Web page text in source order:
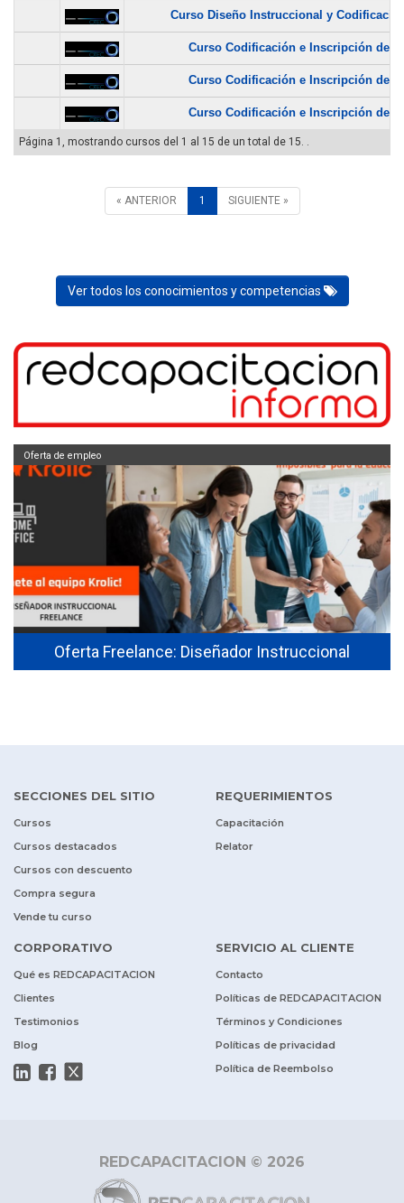
Curso Diseño Instruccional y
Curso Codificación e Inscripción de...
Curso Codificación e Inscripción de...
Curso Codificación e Inscripción de...
Página 1, mostrando cursos del 1 al 15 de un total de 15. .
« ANTERIOR 1 SIGUIENTE »
Ver todos los conocimientos y competencias
Oferta Freelance: Diseñador Instruccional
Oferta de empleo
SECCIONES DEL SITIO
Cursos
Cursos destacados
Cursos con descuento
Compra segura
Vende tu curso
REQUERIMIENTOS
Capacitación
Relator
CORPORATIVO
Qué es REDCAPACITACION
Clientes
Testimonios
Blog
SERVICIO AL CLIENTE
Contacto
Políticas de REDCAPACITACION
Términos y Condiciones
Políticas de privacidad
Política de Reembolso
REDCAPACITACION © 2026